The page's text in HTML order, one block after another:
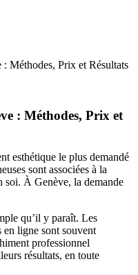
Méthodes, Prix et Résultats
: Méthodes, Prix et
esthétique le plus demandé
sont associées à la
soi. À Genève, la demande
qu’il y paraît. Les
en ligne sont souvent
professionnel
résultats, en toute